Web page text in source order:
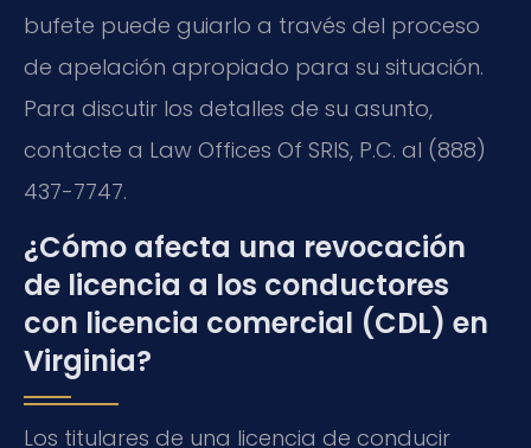
bufete puede guiarlo a través del proceso
de apelación apropiado para su situación.
Para discutir los detalles de su asunto,
contacte a Law Offices Of SRIS, P.C. al (888)
437-7747.
¿Cómo afecta una revocación
de licencia a los conductores
con licencia comercial (CDL) en
Virginia?
Los titulares de una licencia de conducir